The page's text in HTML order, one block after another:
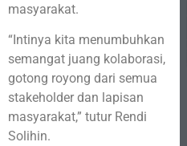
masyarakat.
“Intinya kita menumbuhkan
semangat juang kolaborasi,
gotong royong dari semua
stakeholder dan lapisan
masyarakat,” tutur Rendi
Solihin.